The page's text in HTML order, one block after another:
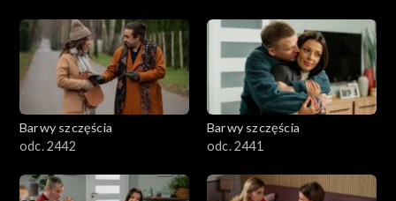
Barwy szczęścia
odc. 2442
Barwy szczęścia
odc. 2441